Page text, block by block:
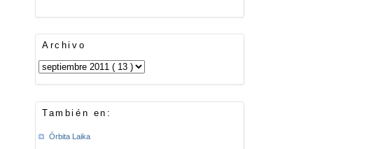
Archivo
También en:
Órbita Laika